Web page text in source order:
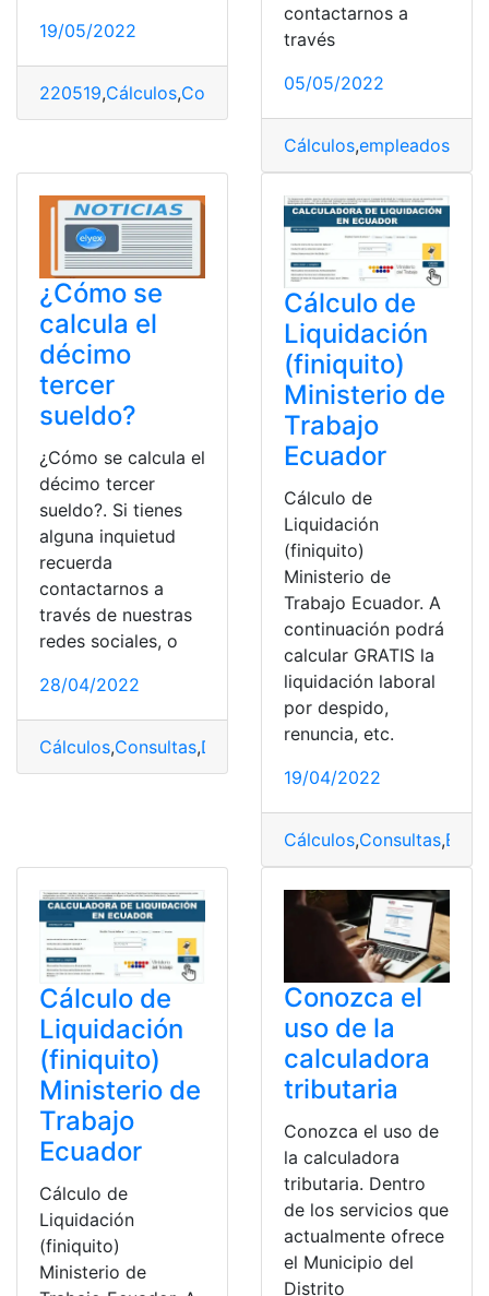
19/05/2022
220519,Cálculos,Consultas Empleado,Empleo
contactarnos a
través
05/05/2022
Cálculos,empleados
¿Cómo se
calcula el
décimo
tercer
sueldo?
¿Cómo se calcula el
décimo tercer
sueldo?. Si tienes
alguna inquietud
recuerda
contactarnos a
través de nuestras
redes sociales, o
28/04/2022
Cálculos,Consultas,Décimo tercer sueldo,Decimos
Cálculo de
Liquidación
(finiquito)
Ministerio de
Trabajo
Ecuador
Cálculo de
Liquidación
(finiquito)
Ministerio de
Trabajo Ecuador. A
continuación podrá
calcular GRATIS la
liquidación laboral
por despido,
renuncia, etc.
19/04/2022
Cálculos,Consultas,
Cálculo de
Liquidación
(finiquito)
Ministerio de
Trabajo
Ecuador
Cálculo de
Liquidación
(finiquito)
Ministerio de
Conozca el
uso de la
calculadora
tributaria
Conozca el uso de
la calculadora
tributaria. Dentro
de los servicios que
actualmente ofrece
el Municipio del
Distrito